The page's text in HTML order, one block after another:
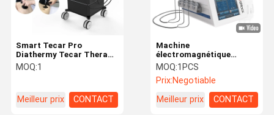
Smart Tecar Pro
Diathermy Tecar Therapy
ESWT Machine de
physiothérapie par ondes
les fascias et les douleurs
corporelles
MOQ:1
Meilleur prix CONTACT
Machine
électromagnétique
acoustique d'onde de
choc de physiothérapie
pour le
dysfonctionnement
érectile
MOQ:1PCS
Prix:Negotiable
Meilleur prix
CONTACT